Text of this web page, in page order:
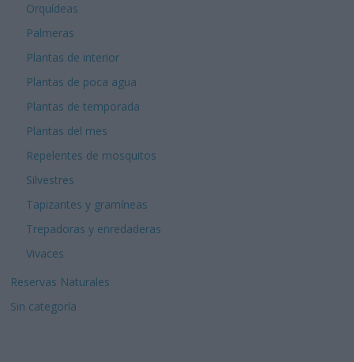
Orquídeas
Palmeras
Plantas de interior
Plantas de poca agua
Plantas de temporada
Plantas del mes
Repelentes de mosquitos
Silvestres
Tapizantes y gramíneas
Trepadoras y enredaderas
Vivaces
Reservas Naturales
Sin categoría